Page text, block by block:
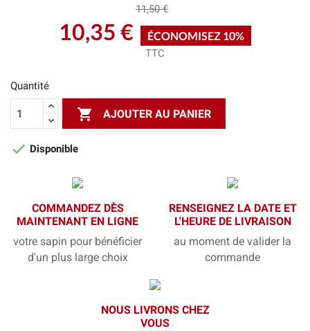
11,50 €
10,35 € ÉCONOMISEZ 10%
TTC
Quantité
 AJOUTER AU PANIER
 Disponible
COMMANDEZ DÈS
MAINTENANT EN LIGNE
votre sapin pour bénéficier
d'un plus large choix
RENSEIGNEZ LA DATE ET
L'HEURE DE LIVRAISON
au moment de valider la
commande
NOUS LIVRONS CHEZ
VOUS